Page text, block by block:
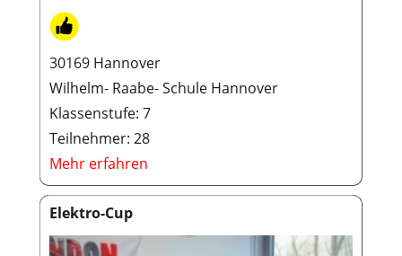
30169 Hannover
Wilhelm- Raabe- Schule Hannover
Klassenstufe: 7
Teilnehmer: 28
Mehr erfahren
Elektro-Cup